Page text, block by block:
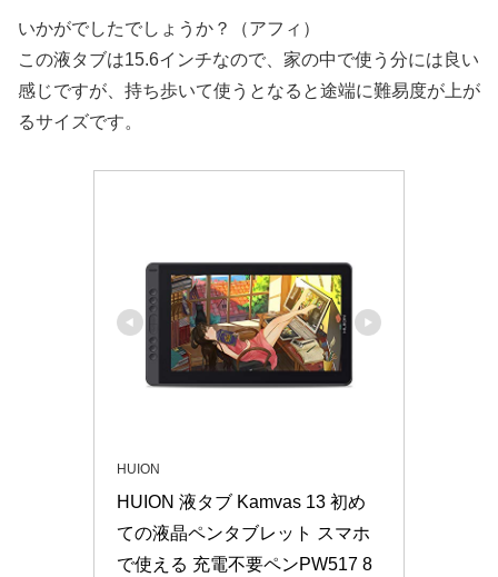
いかがでしたでしょうか？（アフィ）
この液タブは15.6インチなので、家の中で使う分には良い
感じですが、持ち歩いて使うとなると途端に難易度が上が
るサイズです。
HUION
HUION 液タブ Kamvas 13 初め
ての液晶ペンタブレット スマホ
で使える 充電不要ペンPW517 8